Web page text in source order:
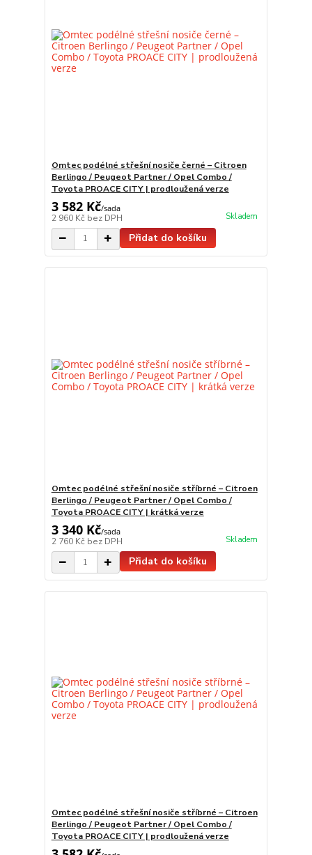
Omtec podélné střešní nosiče černé – Citroen
Berlingo / Peugeot Partner / Opel Combo /
Toyota PROACE CITY | prodloužená verze
3 582 Kč/sada
2 960 Kč bez DPH Skladem
Přidat do košíku
Omtec podélné střešní nosiče stříbrné – Citroen
Berlingo / Peugeot Partner / Opel Combo /
Toyota PROACE CITY | krátká verze
3 340 Kč/sada
2 760 Kč bez DPH Skladem
Přidat do košíku
Omtec podélné střešní nosiče stříbrné – Citroen
Berlingo / Peugeot Partner / Opel Combo /
Toyota PROACE CITY | prodloužená verze